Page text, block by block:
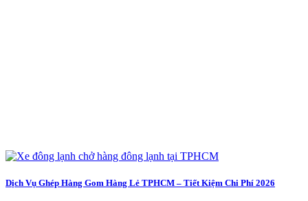
Dịch Vụ Ghép Hàng Gom Hàng Lẻ TPHCM – Tiết Kiệm Chi Phí 2026